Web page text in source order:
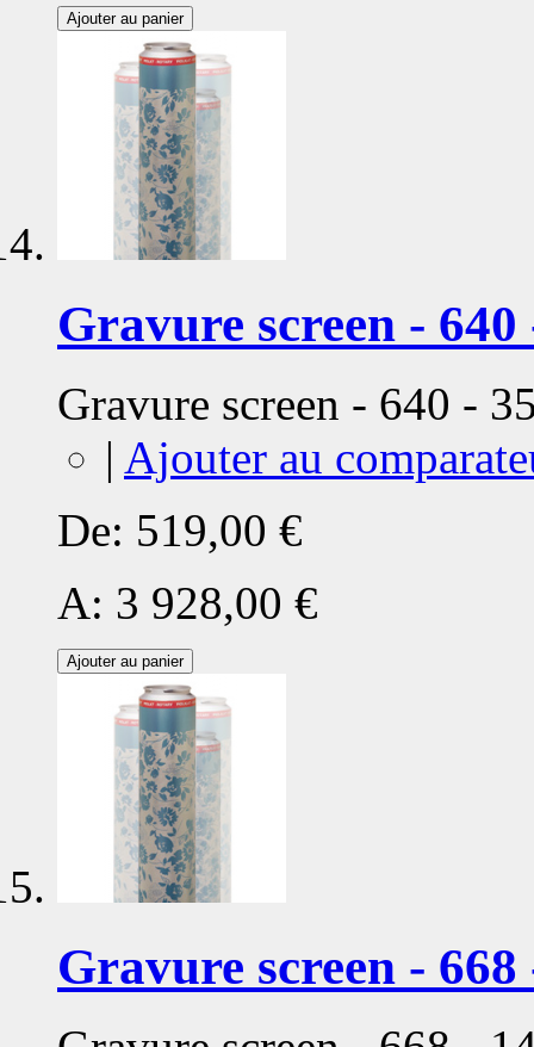
Ajouter au panier
Gravure screen - 640
Gravure screen - 640 -
| Ajouter au
De: 519,00 €
A: 3 928,00 €
Ajouter au panier
Gravure screen - 668